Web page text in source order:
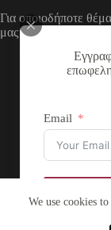
Email
We use cookies
Για οποιοδήποτε
μας με τους
+30
Email: